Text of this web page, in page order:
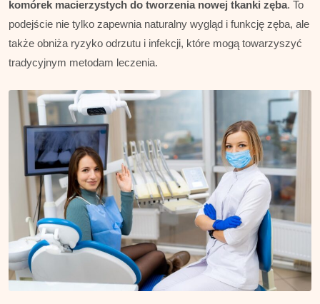
komórek macierzystych do tworzenia nowej tkanki zęba. To
podejście nie tylko zapewnia naturalny wygląd i funkcję zęba, ale
także obniża ryzyko odrzutu i infekcji, które mogą towarzyszyć
tradycyjnym metodam leczenia.